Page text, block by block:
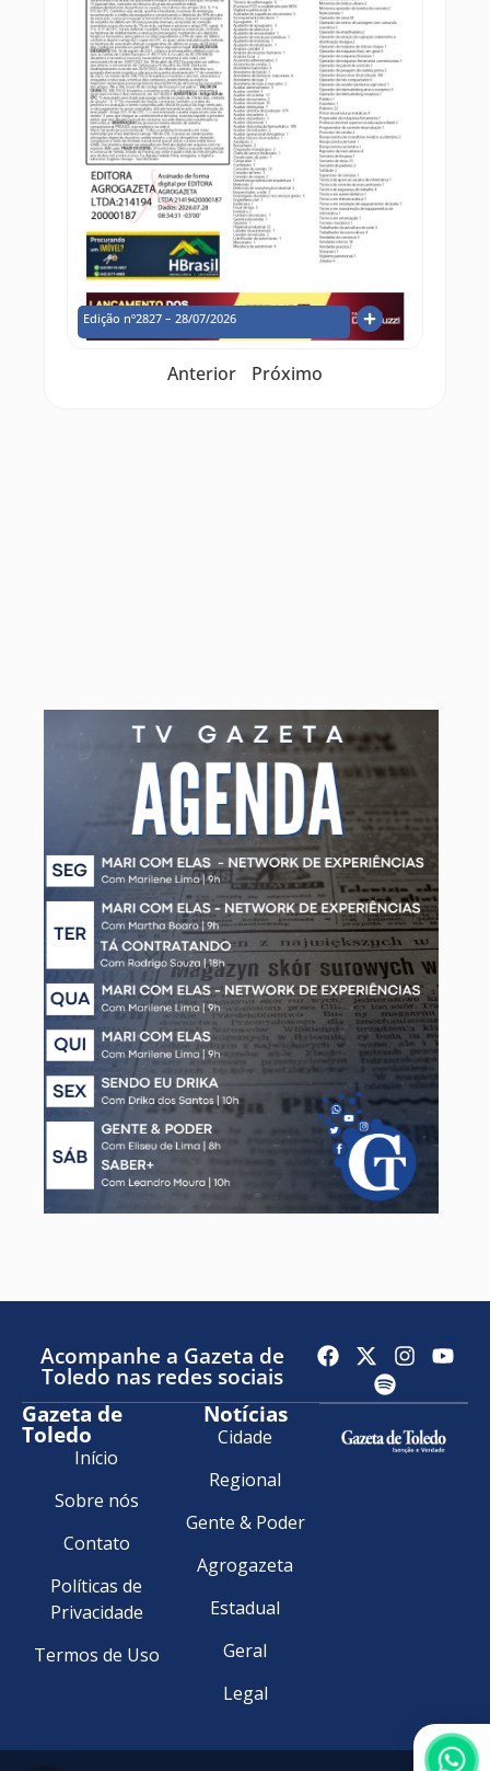
Edição nº2827 – 28/07/2026
Anterior Próximo
Acompanhe a Gazeta de
Toledo nas redes sociais
Gazeta de
Toledo
Início
Sobre nós
Contato
Políticas de
Privacidade
Termos de Uso
Notícias
Cidade
Regional
Gente & Poder
Agrogazeta
Estadual
Geral
Legal